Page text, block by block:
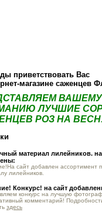
приветствовать Вас
магазине саженцев
ВАШЕМУ
ЛУЧШИЕ
РОЗ НА
материал лилейников. на
сайт добавлен ассортимент
лилейников.
Конкурс! на сайт
конкурс на лучшую
комментарий!
здесь